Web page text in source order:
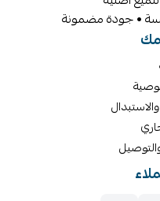
• جودة مضمونة